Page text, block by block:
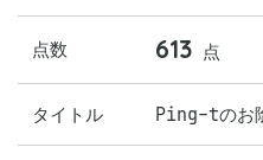
点数 613 点
タイトル Ping-tのお